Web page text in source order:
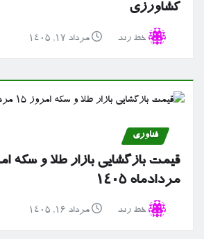
کشاورزی
خط رند مرداد ۱۷, ۱۴۰۵
فناوری
مردادماه ۱۴۰۵
خط رند مرداد ۱۶, ۱۴۰۵